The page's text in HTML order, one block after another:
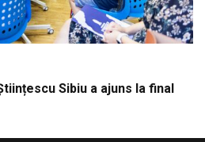
Sibiu a ajuns la final